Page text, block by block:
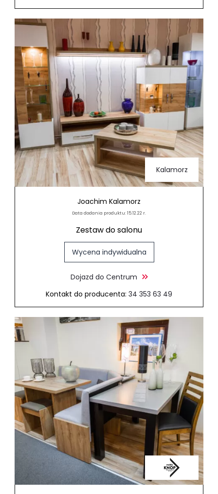
Kalamorz
Joachim Kalamorz
Data dodania produktu: 15.12.22 r.
Zestaw do salonu
Wycena indywidualna
Dojazd do Centrum
Kontakt do producenta: 34 353 63 49